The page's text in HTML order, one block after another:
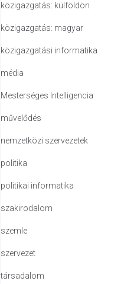
közigazgatás: külföldön
közigazgatás: magyar
közigazgatási informatika
média
Mesterséges Intelligencia
művelődés
nemzetközi szervezetek
politika
politikai informatika
szakirodalom
szemle
szervezet
társadalom